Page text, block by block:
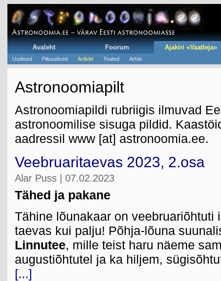
Avaleht Foorum Ajakiri «Vaatleja»
Uudised Piltuudised Artiklid Teated Arhiiv
Astronoomiapilt
Astronoomiapildi rubriigis ilmuvad
astronoomilise sisuga pildid.
aadressil www [at] astronoomia.ee.
Veebruaritaevas 2023, 2.osa
Alar Puss | 07.02.2023
Tähed ja pakane
Tähine lõunakaar on veebruariõhtuti
taevas kui palju! Põhja-lõuna
Linnutee, mille teist haru näeme
augustiõhtutel ja ka hiljem,
[...]